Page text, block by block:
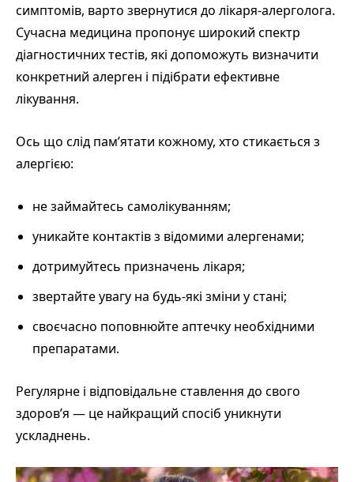
симптомів, варто звернутися до лікаря-алерголога.
Сучасна медицина пропонує широкий спектр
діагностичних тестів, які допоможуть визначити
конкретний алерген і підібрати ефективне
лікування.
Ось що слід пам’ятати кожному, хто стикається з
алергією:
не займайтесь самолікуванням;
уникайте контактів з відомими алергенами;
дотримуйтесь призначень лікаря;
звертайте увагу на будь-які зміни у стані;
своєчасно поповнюйте аптечку необхідними
препаратами.
Регулярне і відповідальне ставлення до свого
здоров’я — це найкращий спосіб уникнути
ускладнень.